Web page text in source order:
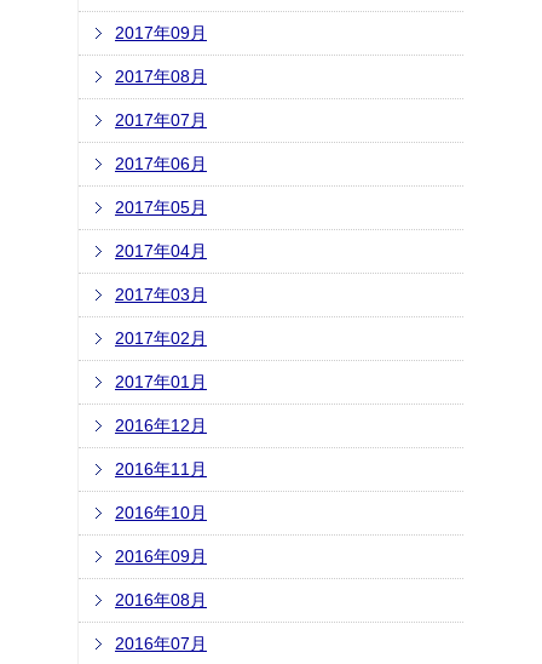
2017年09月
2017年08月
2017年07月
2017年06月
2017年05月
2017年04月
2017年03月
2017年02月
2017年01月
2016年12月
2016年11月
2016年10月
2016年09月
2016年08月
2016年07月